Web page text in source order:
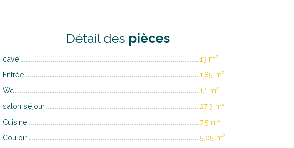
Détail des pièces
cave
13 m²
Entrée
1,85 m²
Wc
1,1 m²
salon séjour
27,3 m²
Cuisine
7,5 m²
Couloir
5,05 m²